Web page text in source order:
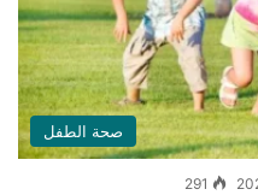
صحة الطفل
291